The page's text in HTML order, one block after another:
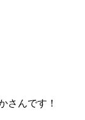
さんです！